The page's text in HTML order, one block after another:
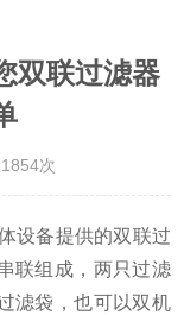
双联过滤器
次
设备提供的双联过
联组成，两只过滤
滤袋，也可以双机